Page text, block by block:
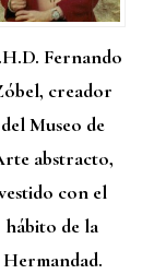
Fernando
creador
del Museo de
abstracto,
con el
hábito de la
Hermandad.